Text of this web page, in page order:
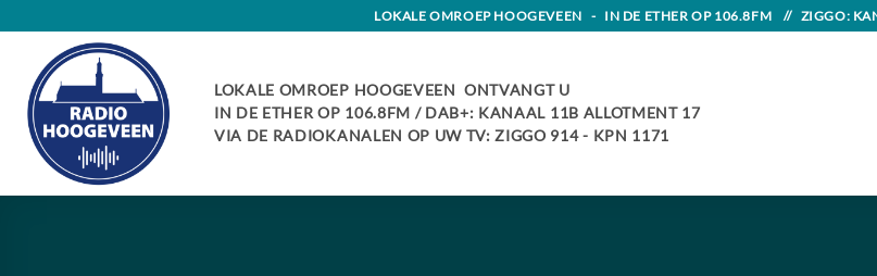
content
LOKALE OMROEP HOOGEVEEN - IN DE ETHER OP 106.8FM // ZIGGO:
LOKALE OMROEP HOOGEVEEN ONTVANGT U
IN DE ETHER OP 106.8FM / DAB+: KANAAL 11B ALLOTMENT 17
VIA DE RADIOKANALEN OP UW TV: ZIGGO 914 - KPN 1171